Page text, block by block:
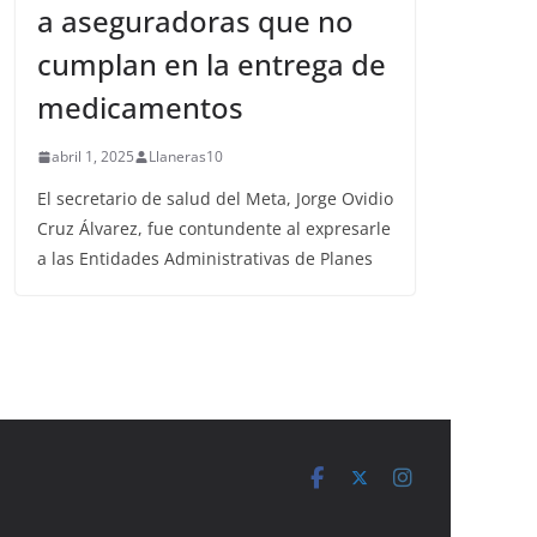
a aseguradoras que no
cumplan en la entrega de
medicamentos
abril 1, 2025 Llaneras10
El secretario de salud del Meta, Jorge Ovidio
Cruz Álvarez, fue contundente al expresarle
a las Entidades Administrativas de Planes